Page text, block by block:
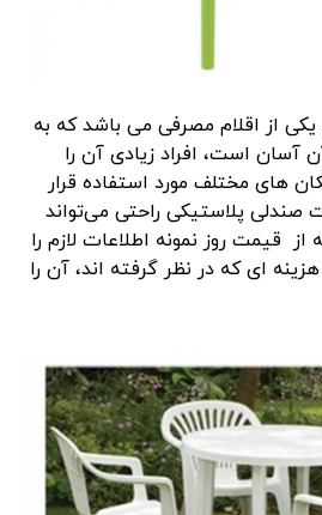
از اقلام مصرفی می باشد که به
آسان است، افراد زیادی آن را
های مختلف مورد استفاده قرار
صندلی پلاستیکی راحتی می‌تواند
قیمت روز نمونه اطلاعات لازم را
ای که در نظر گرفته اند، آن را